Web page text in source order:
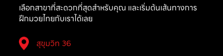
เลือกสาขาที่สะดวกที่สุดสำหรับคุณ และเริ่มต้นเส้นทางการ
ฝึกมวยไทยกับเราได้เลย
สุขุมวิท 36